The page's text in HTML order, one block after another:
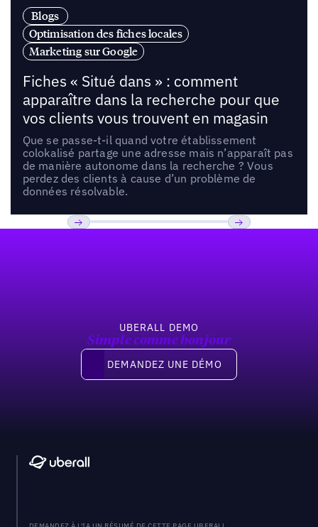
Blogs
Optimisation des fiches locales
Marketing sur Google
Fiches « Situé dans » : comment
apparaître dans la recherche pour que
vos clients vous trouvent en magasin
Que se passe-t-il quand votre établissement
colokalisé partage une adresse mais n’apparaît pas
de manière autonome dans la recherche ? Vous
perdez des clients à cause d’un problème de
données résolvable.
UBERALL DEMO
Simple comme bonjour
Demandez une démo
DEMANDEZ UNE DÉMO